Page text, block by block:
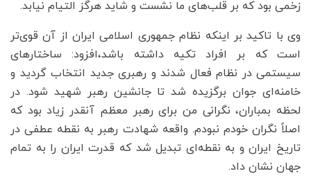
زخمی بود که بر قلب‌های ما نشست و شاید هرگز التیام نیابد.
وی با تاکید بر اینکه نظام جمهوری اسلامی ایران از آن قوی‌تر
است که بر افراد تکیه داشته باشد،افزود: ساختارهای
سیستمی در نظام فعال شدند و رهبری جدید انتخاب گردید و
خامنه‌ای جوان برگزیده شد تا جانشین رهبر شهید شود. در
لحظه بمباران، نگرانی من برای رهبر معظم آنقدر زیاد بود که
اصلاً نگران خودم نبودم. واقعه شهادت رهبر به نقطه عطفی در
تاریخ ایران و به نقطه‌ای تبدیل شد که قدرت ایران را به تمام
جهان نشان داد.